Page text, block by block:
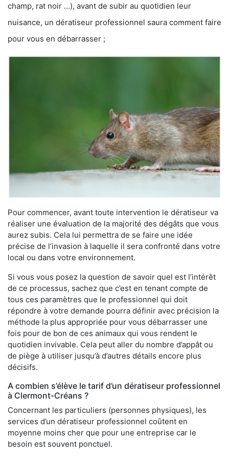
champ, rat noir …), avant de subir au quotidien leur
nuisance, un dératiseur professionnel saura comment faire
pour vous en débarrasser ;
Pour commencer, avant toute intervention le dératiseur va
réaliser une évaluation de la majorité des dégâts que vous
aurez subis. Cela lui permettra de se faire une idée
précise de l’invasion à laquelle il sera confronté dans votre
local ou dans votre environnement.
Si vous vous posez la question de savoir quel est l’intérêt
de ce processus, sachez que c’est en tenant compte de
tous ces paramètres que le professionnel qui doit
répondre à votre demande pourra définir avec précision la
méthode la plus appropriée pour vous débarrasser une
fois pour de bon de ces animaux qui vous rendent le
quotidien invivable. Cela peut aller du nombre d’appât ou
de piège à utiliser jusqu’à d’autres détails encore plus
décisifs.
A combien s’élève le tarif d’un dératiseur professionnel
à Clermont-Créans ?
Concernant les particuliers (personnes physiques), les
services d’un dératiseur professionnel coûtent en
moyenne moins cher que pour une entreprise car le
besoin est souvent ponctuel.